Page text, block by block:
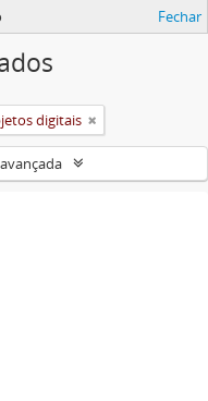
Fechar
digitais